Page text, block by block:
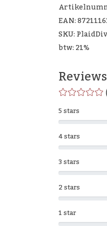
EAN:
SKU:
btw: 21%
Reviews
1 star
2 stars
3 stars
4 stars
5 stars